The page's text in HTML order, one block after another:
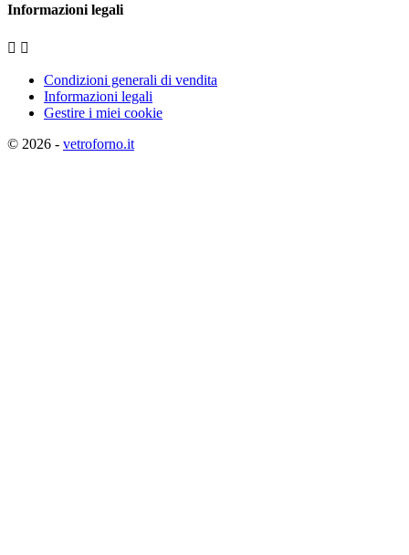
Informazioni legali
 
Condizioni generali di vendita
Informazioni legali
Gestire i miei cookie
© 2026 - vetroforno.it